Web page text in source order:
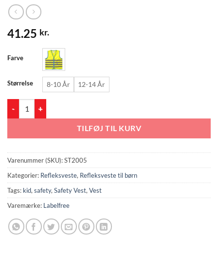
41.25 kr.
Farve
Størrelse 8-10 År 12-14 År
TILFØJ TIL KURV
Varenummer (SKU):ST2005
Kategorier: Refleksveste, Refleksveste til børn
Tags: kid, safety, Safety Vest, Vest
Varemærke: Labelfree